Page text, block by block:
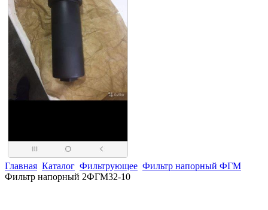
Главная Каталог Фильтрующее Фильтр напорный ФГМ
Фильтр напорный 2ФГМ32-10